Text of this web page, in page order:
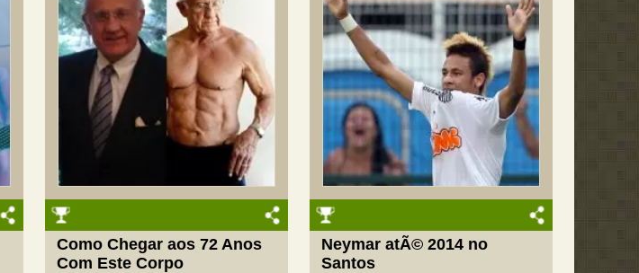
Como Chegar aos 72 Anos
Com Este Corpo
Neymar atÃ© 2014 no
Santos